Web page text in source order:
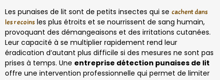
Les punaises de lit sont de petits insectes qui se cachent dans
les recoins les plus étroits et se nourrissent de sang humain,
provoquant des démangeaisons et des irritations cutanées.
Leur capacité à se multiplier rapidement rend leur
éradication d’autant plus difficile si des mesures ne sont pas
prises à temps. Une entreprise détection punaises de lit
offre une intervention professionnelle qui permet de limiter